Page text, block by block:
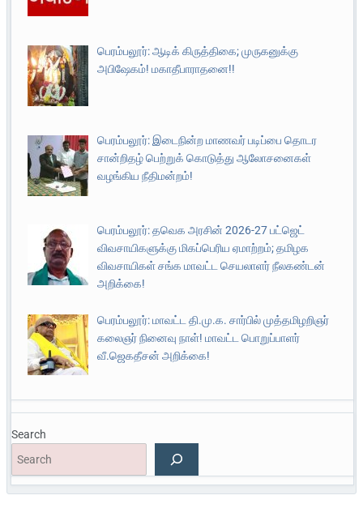
பெரம்பலூர்: ஆடிக் கிருத்திகை; முருகனுக்கு
அபிஷேகம்! மகாதீபாராதனை!!
பெரம்பலூர்: இடைநின்ற மாணவர் படிப்பை தொடர
சான்றிதழ் பெற்றுக் கொடுத்து ஆலோசனைகள்
வழங்கிய நீதிமன்றம்!
பெரம்பலூர்: தவெக அரசின் 2026-27 பட்ஜெட்
விவசாயிகளுக்கு மிகப்பெரிய ஏமாற்றம்; தமிழக
விவசாயிகள் சங்க மாவட்ட செயலாளர் நீலகண்டன்
அறிக்கை!
பெரம்பலூர்: மாவட்ட தி.மு.க. சார்பில் முத்தமிழறிஞர்
கலைஞர் நினைவு நாள்! மாவட்ட பொறுப்பாளர்
வீ.ஜெகதீசன் அறிக்கை!
Search